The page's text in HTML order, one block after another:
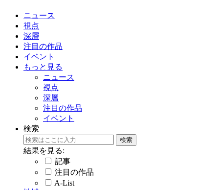
ニュース
視点
深層
注目の作品
イベント
もっと見る
ニュース
視点
深層
注目の作品
イベント
検索
結果を見る:
記事
注目の作品
A-List